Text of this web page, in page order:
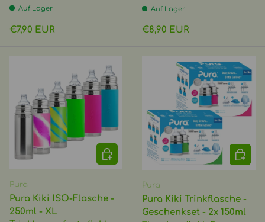
Auf Lager
Normaler Preis
€7,90 EUR
Auf Lager
Normaler Preis
€8,90 EUR
Pura
Pura Kiki ISO-Flasche -
250ml - XL
OPTIONEN AUSWÄHLEN
Pura
Pura Kiki Trinkflasche -
Geschenkset - 2x 150ml